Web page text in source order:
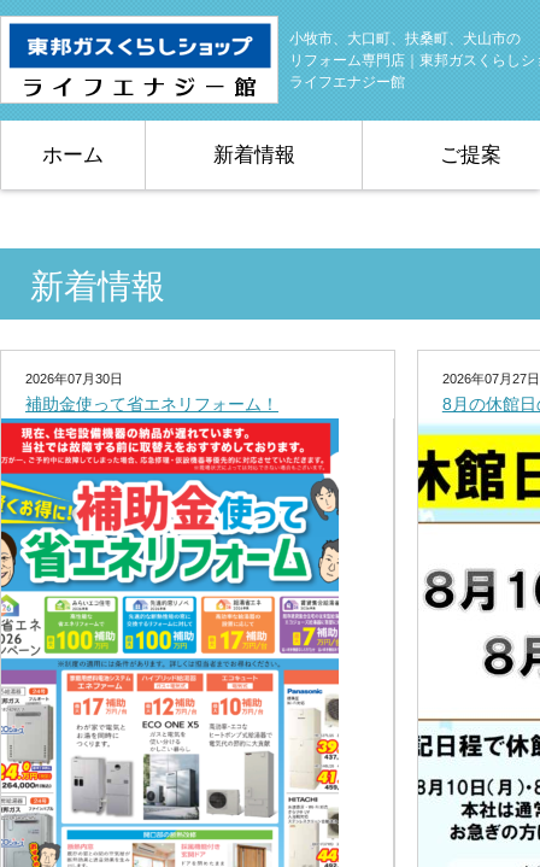
小牧市、大口町、扶桑町、犬山市の
リフォーム専門店｜東邦ガスくらしシ
ライフエナジー館
ホーム 新着情報 ご提案
新着情報
2026年07月30日
補助金使って省エネリフォーム！
2026年07月27日
8月の休館